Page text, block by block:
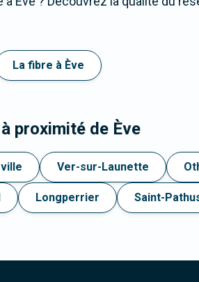
La fibre à Ève
proximité de Ève
Ver-sur-Launette
Longperrier Saint-